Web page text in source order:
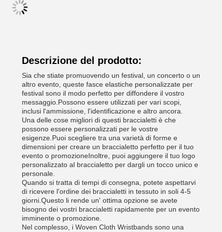
Descrizione del prodotto:
Sia che stiate promuovendo un festival, un concerto o un
altro evento, queste fasce elastiche personalizzate per
festival sono il modo perfetto per diffondere il vostro
messaggio.Possono essere utilizzati per vari scopi,
inclusi l'ammissione, l'identificazione e altro ancora.
Una delle cose migliori di questi braccialetti è che
possono essere personalizzati per le vostre
esigenze.Puoi scegliere tra una varietà di forme e
dimensioni per creare un braccialetto perfetto per il tuo
evento o promozioneInoltre, puoi aggiungere il tuo logo
personalizzato al braccialetto per dargli un tocco unico e
personale.
Quando si tratta di tempi di consegna, potete aspettarvi
di ricevere l'ordine dei braccialetti in tessuto in soli 4-5
giorni.Questo li rende un' ottima opzione se avete
bisogno dei vostri braccialetti rapidamente per un evento
imminente o promozione.
Nel complesso, i Woven Cloth Wristbands sono una